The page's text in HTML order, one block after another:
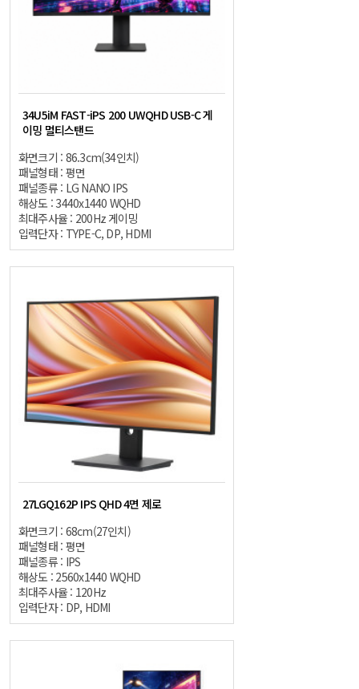
34U5iM FAST-iPS 200 UWQHD USB-C 게
이밍 멀티스탠드
화면크기 : 86.3cm(34인치)
패널형태 : 평면
패널종류 : LG NANO IPS
해상도 : 3440x1440 WQHD
최대주사율 : 200Hz 게이밍
입력단자 : TYPE-C, DP, HDMI
27LGQ162P IPS QHD 4면 제로
화면크기 : 68cm(27인치)
패널형태 : 평면
패널종류 : IPS
해상도 : 2560x1440 WQHD
최대주사율 : 120Hz
입력단자 : DP, HDMI